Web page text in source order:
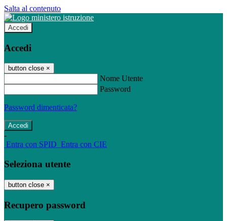
Salta al contenuto
Accedi
Accedi
button close ×
Nome Utente
Password
Password dimenticata?
-
Entra con SPID Entra con CIE
Seleziona utente
button close ×
Recupero password